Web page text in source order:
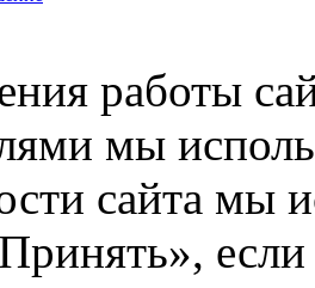
работы
мы
сайта мы
если